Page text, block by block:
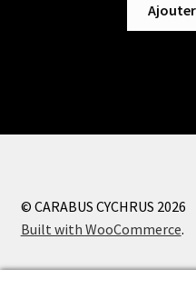
© CARABUS CYCHRUS 2026
Built with WooCommerce.